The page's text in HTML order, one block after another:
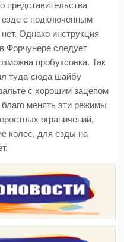
представительства
езде с подключенным
Однако инструкция
Форчунере следует
пробуксовка. Так
туда-сюда шайбу
с хорошим зацепом
менять эти режимы
ограничений,
колес, для езды на